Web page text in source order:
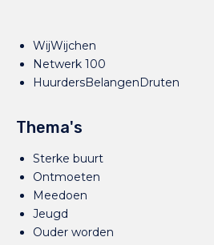
WijWijchen
Netwerk 100
HuurdersBelangenDruten
Thema's
Sterke buurt
Ontmoeten
Meedoen
Jeugd
Ouder worden